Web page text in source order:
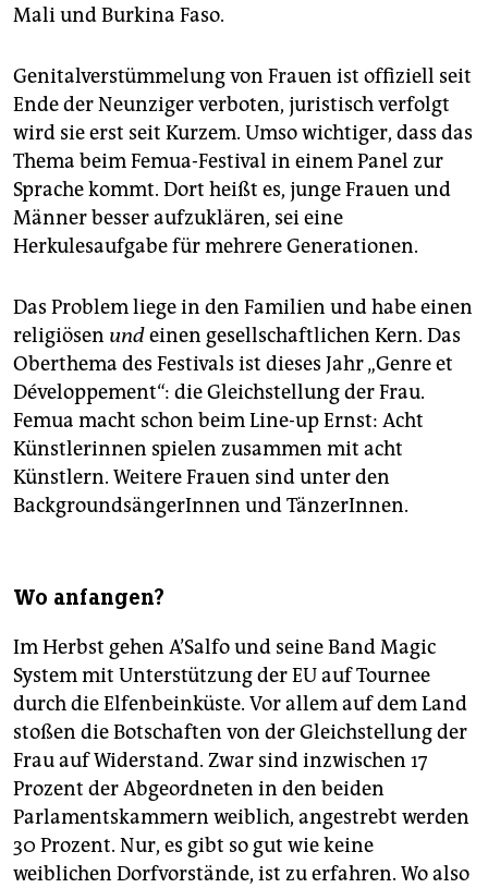
Mali und Burkina Faso.
Genitalverstümmelung von Frauen ist offiziell seit
Ende der Neunziger verboten, juristisch verfolgt
wird sie erst seit Kurzem. Umso wichtiger, dass das
Thema beim Femua-Festival in einem Panel zur
Sprache kommt. Dort heißt es, junge Frauen und
Männer besser aufzuklären, sei eine
Herkulesaufgabe für mehrere Generationen.
Das Problem liege in den Familien und habe einen
religiösen undeinen gesellschaftlichen Kern. Das
Oberthema des Festivals ist dieses Jahr „Genre et
Développement“: die Gleichstellung der Frau.
Femua macht schon beim Line-up Ernst: Acht
Künstlerinnen spielen zusammen mit acht
Künstlern. Weitere Frauen sind unter den
BackgroundsängerInnen und TänzerInnen.
Wo anfangen?
Im Herbst gehen A’Salfo und seine Band Magic
System mit Unterstützung der EU auf Tournee
durch die Elfenbeinküste. Vor allem auf dem Land
stoßen die Botschaften von der Gleichstellung der
Frau auf Widerstand. Zwar sind inzwischen 17
Prozent der Abgeordneten in den beiden
Parlamentskammern weiblich, angestrebt werden
30 Prozent. Nur, es gibt so gut wie keine
weiblichen Dorfvorstände, ist zu erfahren. Wo also